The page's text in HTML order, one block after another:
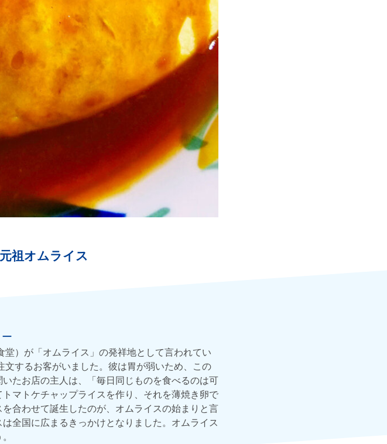
祖オムライス
）が「オムライス」の発祥地として言われてい
するお客がいました。彼は胃が弱いため、この
たお店の主人は、「毎日同じものを食べるのは可
マトケチャップライスを作り、それを薄焼き卵で
合わせて誕生したのが、オムライスの始まりと言
全国に広まるきっかけとなりました。オムライス